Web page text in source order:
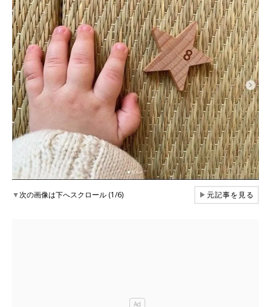
▼次の画像は下へスクロール (1/6) ▶元記事を見る